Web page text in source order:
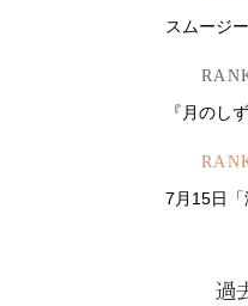
スムージ
『月のし
7月15日「
過